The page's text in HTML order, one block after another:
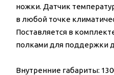
ножки. Датчик
в любой точке
Поставляется в
полками для поддержки
Внутренние габариты: